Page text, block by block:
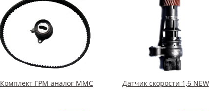
Комплект ГРМ аналог ММС Датчик скорости 1,6 NEW